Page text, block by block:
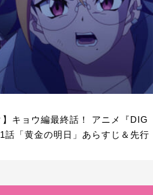
】キョウ編最終話！ アニメ『DIG
「黄金の明日」あらすじ＆先行